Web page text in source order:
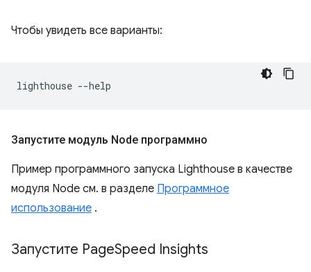
Чтобы увидеть все варианты:
lighthouse
Запустите модуль Node программно
Пример программного запуска Lighthouse в качестве
модуля Node см. в разделе Программное
использование .
Запустите PageSpeed ​​Insights